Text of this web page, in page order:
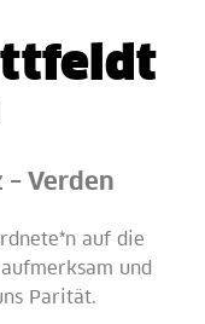
Verden
auf die
und
Parität.